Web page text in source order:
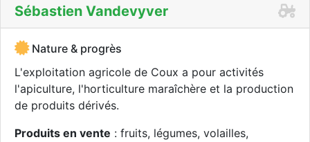
Sébastien Vandevyver
Nature & progrès
L'exploitation agricole de Coux a pour activités
l'apiculture, l'horticulture maraîchère et la production
de produits dérivés.
Produits en vente : fruits, légumes, volailles,